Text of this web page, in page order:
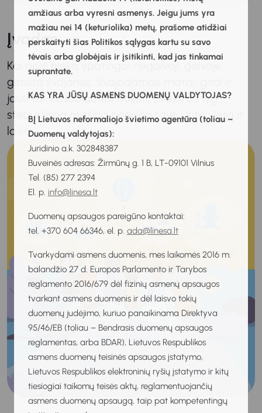
amžiaus arba vyresni asmenys. Jeigu jums yra
mažiau nei 14 (keturiolika) metų, prašome atidžiai
perskaityti šias Politikos sąlygas kartu su savo
tėvais arba globėjais ir įsitikinti, kad jas tinkamai
suprantate.
KAS YRA JŪSŲ ASMENS DUOMENŲ VALDYTOJAS?
BĮ Lietuvos neformaliojo švietimo agentūra (toliau –
Duomenų valdytojas):
Juridinio a.k. 302848387
Buveinės adresas: Žirmūnų g. 1 B, LT-09101 Vilnius
Tel. (85) 277 2394
El. p. info@linesa.lt
Duomenų apsaugos pareigūno kontaktai:
tel. +370 604 66346, el. p. ada@linesa.lt
Tvarkydami asmens duomenis, mes laikomės 2016 m.
balandžio 27 d. Europos Parlamento ir Tarybos
reglamento 2016/679 dėl fizinių asmenų apsaugos
tvarkant asmens duomenis ir dėl laisvo tokių
duomenų judėjimo, kuriuo panaikinama Direktyva
95/46/EB (toliau – Bendrasis duomenų apsaugos
reglamentas, arba BDAR), Lietuvos Respublikos
asmens duomenų teisinės apsaugos įstatymo,
Lietuvos Respublikos elektroninių ryšių įstatymo ir kitų
tiesiogiai taikomų teisės aktų, reglamentuojančių
asmens duomenų apsaugą, taip pat kompetentingų
Įvadas
Kai apie nieką ypatingai negalvoji, galvoje
gimsta svajonės. Svajodamas matai, girdi ir
jauti tai, ko labiausiai trokšti. Svajonės lyg
stebuklinga mašina perkelia tave į kitą vietą ir
laiką.